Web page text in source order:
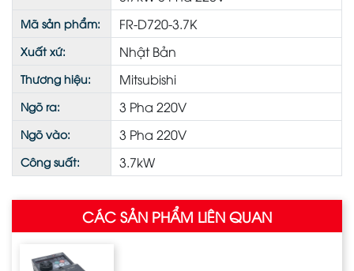
Mã sản phẩm: FR-D720-3.7K
Xuất xứ: Nhật Bản
Thương hiệu: Mitsubishi
Ngõ ra: 3 Pha 220V
Ngõ vào: 3 Pha 220V
Công suất: 3.7kW
CÁC SẢN PHẨM LIÊN QUAN